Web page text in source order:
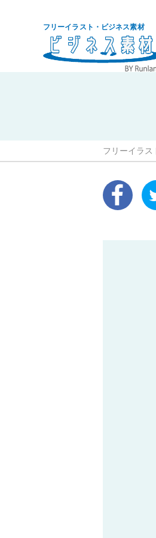
フリーイラスト・ビジネス素材
フリーイラス